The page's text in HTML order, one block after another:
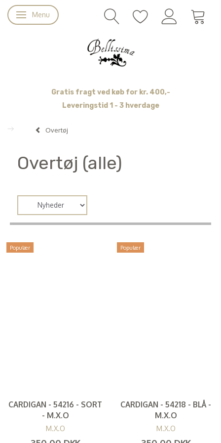
Skifte navigation
Menu
Gratis fragt ved køb for kr. 400,-
Leveringstid 1 - 3 hverdage
Overtøj
Overtøj (alle)
Populær
CARDIGAN - 54216 - SORT
- M.X.O
M.X.O
Populær
CARDIGAN - 54218 - BLÅ -
M.X.O
M.X.O